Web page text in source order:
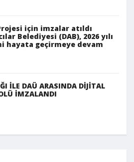
için imzalar atıldı
Belediyesi (DAB), 2026 yılı
hayata geçirmeye devam
İLE DAÜ ARASINDA DİJİTAL
İMZALANDI